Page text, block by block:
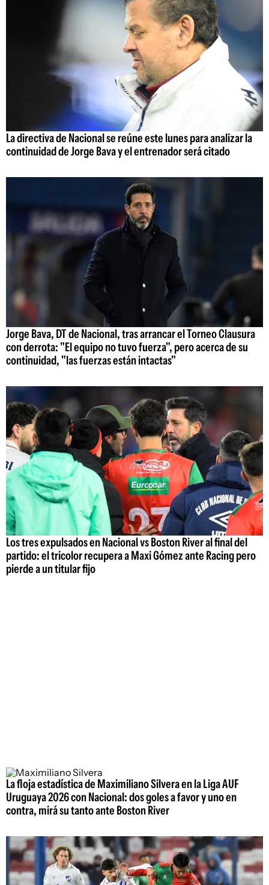
La directiva de Nacional se reúne este lunes para analizar la
continuidad de Jorge Bava y el entrenador será citado
Jorge Bava, DT de Nacional, tras arrancar el Torneo Clausura
con derrota: "El equipo no tuvo fuerza", pero acerca de su
continuidad, "las fuerzas están intactas"
Los tres expulsados en Nacional vs Boston River al final del
partido: el tricolor recupera a Maxi Gómez ante Racing pero
pierde a un titular fijo
La floja estadística de Maximiliano Silvera en la Liga AUF
Uruguaya 2026 con Nacional: dos goles a favor y uno en
contra, mirá su tanto ante Boston River